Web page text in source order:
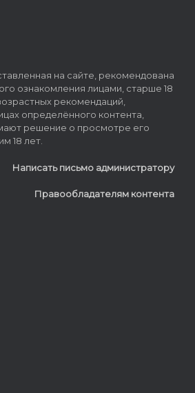
на сайте, рекомендована
ознакомления лицами, старше 18
рекомендаций,
определённого контента,
решение о просмотре его
18 лет.
Написать письмо администратору
Правообладателям контента